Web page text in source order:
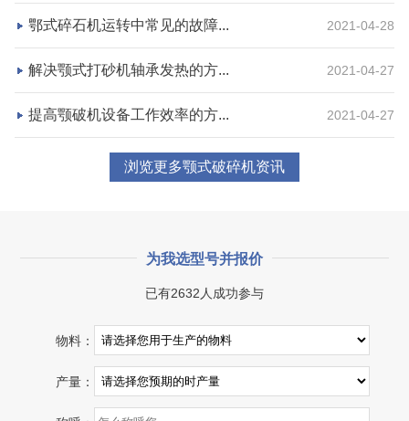
咨询该项目执行经理
湖北省宜昌市砂石集并日产一万吨砂石料生产线
项目坐标
湖北省宜昌市
设计产能
日产一万吨
鄂式碎石机运转中常见的故障... 2021-04-28
解决颚式打砂机轴承发热的方... 2021-04-27
提高颚破机设备工作效率的方... 2021-04-27
浏览更多颚式破碎机资讯
为我选型号并报价
已有2632人成功参与
物料：
产量：